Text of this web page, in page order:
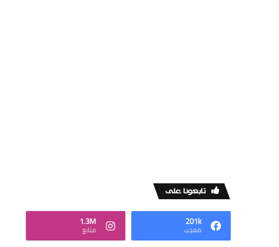
‏تابعونا على
201k
‏معجب
1.3M
‏متابع